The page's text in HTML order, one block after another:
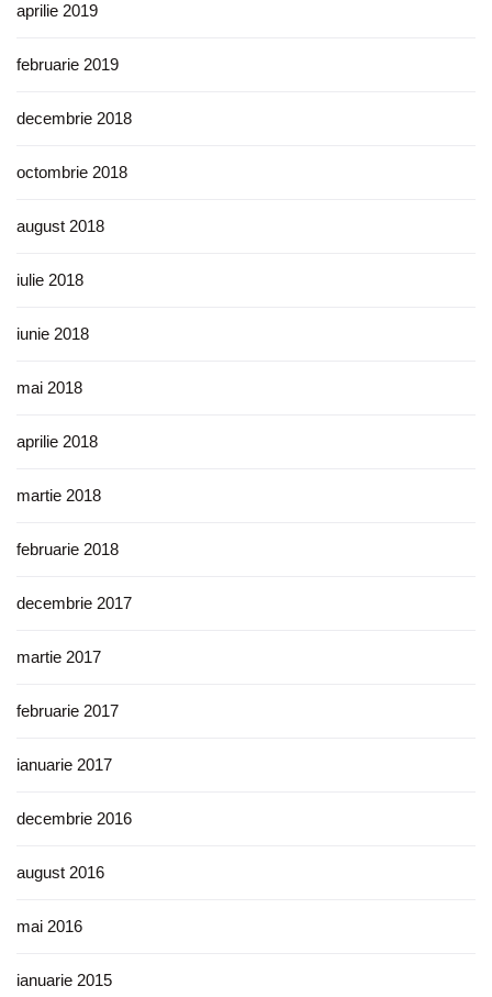
aprilie 2019
februarie 2019
decembrie 2018
octombrie 2018
august 2018
iulie 2018
iunie 2018
mai 2018
aprilie 2018
martie 2018
februarie 2018
decembrie 2017
martie 2017
februarie 2017
ianuarie 2017
decembrie 2016
august 2016
mai 2016
ianuarie 2015